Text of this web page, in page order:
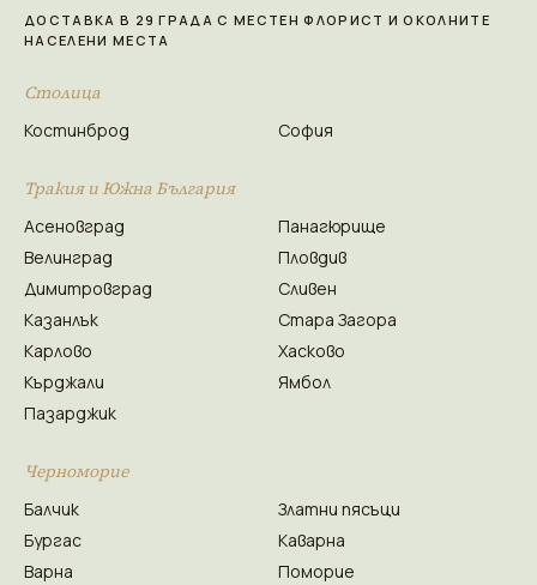
ДОСТАВКА В 29 ГРАДА С МЕСТЕН ФЛОРИСТ И ОКОЛНИТЕ
НАСЕЛЕНИ МЕСТА
Столица
Костинброд София
Тракия и Южна България
Асеновград
Велинград
Димитровград
Казанлък
Карлово
Кърджали
Пазарджик
Панагюрище
Пловдив
Сливен
Стара Загора
Хасково
Ямбол
Черноморие
Балчик
Бургас
Варна
Златни пясъци
Каварна
Поморие